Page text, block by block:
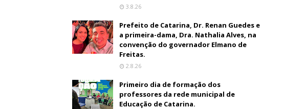
3.8.26
Prefeito de Catarina, Dr. Renan Guedes e
a primeira-dama, Dra. Nathalia Alves, na
convenção do governador Elmano de
Freitas.
2.8.26
Primeiro dia de formação dos
professores da rede municipal de
Educação de Catarina.